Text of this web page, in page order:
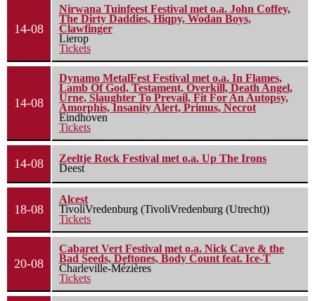
14-08
Nirwana Tuinfeest Festival met o.a. John Coffey,
The Dirty Daddies, Hiqpy, Wodan Boys,
Clawfinger
Lierop
Tickets
14-08
Dynamo MetalFest Festival met o.a. In Flames,
Lamb Of God, Testament, Overkill, Death Angel,
Urne, Slaughter To Prevail, Fit For An Autopsy,
Amorphis, Insanity Alert, Primus, Necrot
Eindhoven
Tickets
14-08
Zeeltje Rock Festival met o.a. Up The Irons
Deest
18-08
Alcest
TivoliVredenburg (TivoliVredenburg (Utrecht))
Tickets
20-08
Cabaret Vert Festival met o.a. Nick Cave & the
Bad Seeds, Deftones, Body Count feat. Ice-T
Charleville-Mézières
Tickets